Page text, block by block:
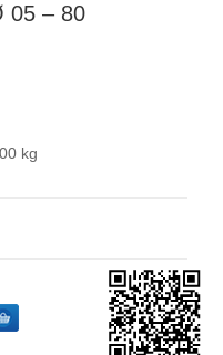
05 – 80
kg